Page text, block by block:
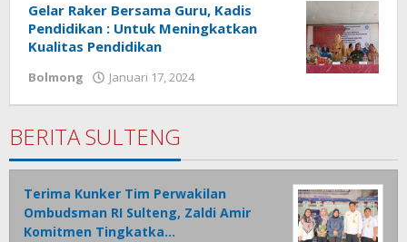
Gelar Raker Bersama Guru, Kadis
Pendidikan : Untuk Meningkatkan
Kualitas Pendidikan
Bolmong Januari 17, 2024
BERITA SULTENG
Terima Kunker Tim Perwakilan
Ombudsman RI Sulteng, Zaldi Amir
Komitmen Tingkatka…